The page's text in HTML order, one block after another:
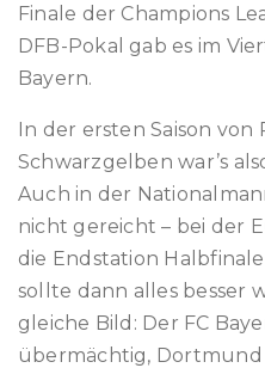
Finale der Champions
DFB-Pokal gab es im
Bayern.
In der ersten Saison von
Schwarzgelben war’s
Auch in der
nicht gereicht – bei der
die Endstation
sollte dann alles besser
gleiche Bild: Der FC
übermächtig,